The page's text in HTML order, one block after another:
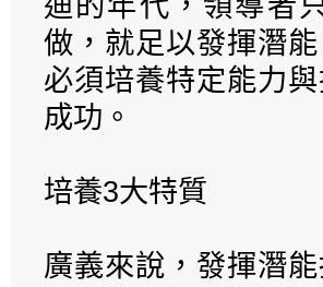
做，就足以發揮潛
必須培養特定能力
成功。
培養3大特質
廣義來說，發揮潛